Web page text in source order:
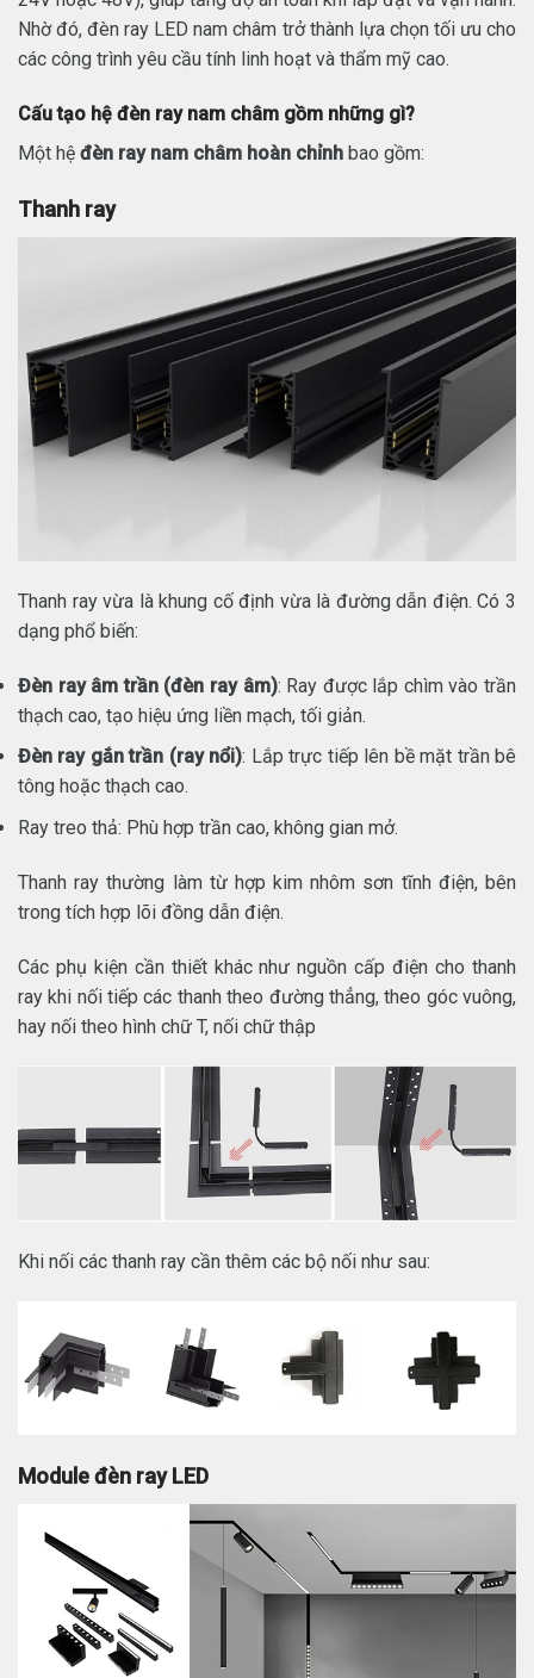
Nhờ đó, đèn ray LED nam châm trở thành lựa chọn tối ưu cho
các công trình yêu cầu tính linh hoạt và thẩm mỹ cao.
Cấu tạo hệ đèn ray nam châm gồm những gì?
Một hệ đèn ray nam châm hoàn chỉnh bao gồm:
Thanh ray
Thanh ray vừa là khung cố định vừa là đường dẫn điện. Có 3
dạng phổ biến:
Đèn ray âm trần (đèn ray âm): Ray được lắp chìm vào trần
thạch cao, tạo hiệu ứng liền mạch, tối giản.
Đèn ray gắn trần (ray nổi): Lắp trực tiếp lên bề mặt trần bê
tông hoặc thạch cao.
Ray treo thả: Phù hợp trần cao, không gian mở.
Thanh ray thường làm từ hợp kim nhôm sơn tĩnh điện, bên
trong tích hợp lõi đồng dẫn điện.
Các phụ kiện cần thiết khác như nguồn cấp điện cho thanh
ray khi nối tiếp các thanh theo đường thẳng, theo góc vuông,
hay nối theo hình chữ T, nối chữ thập
Khi nối các thanh ray cần thêm các bộ nối như sau:
Module đèn ray LED